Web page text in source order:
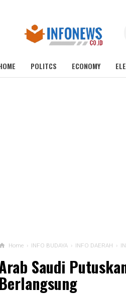
POLITCS ECONOMY
Home › INFO BUDAYA › INFO DAERAH ›
Saudi
Berlangsung